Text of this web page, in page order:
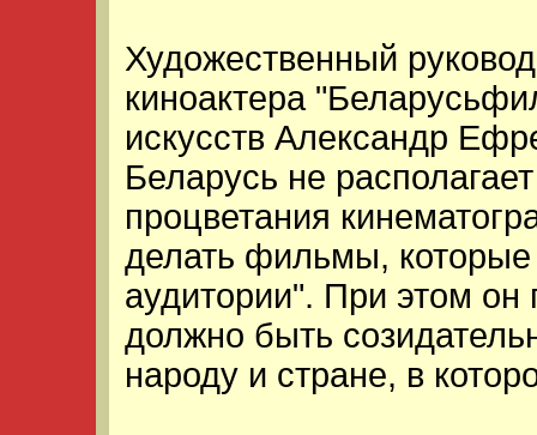
Художественный
киноактера
искусств Александр
Беларусь не
процветания
делать фильмы,
аудитории". При этом он
должно быть
народу и стране, в